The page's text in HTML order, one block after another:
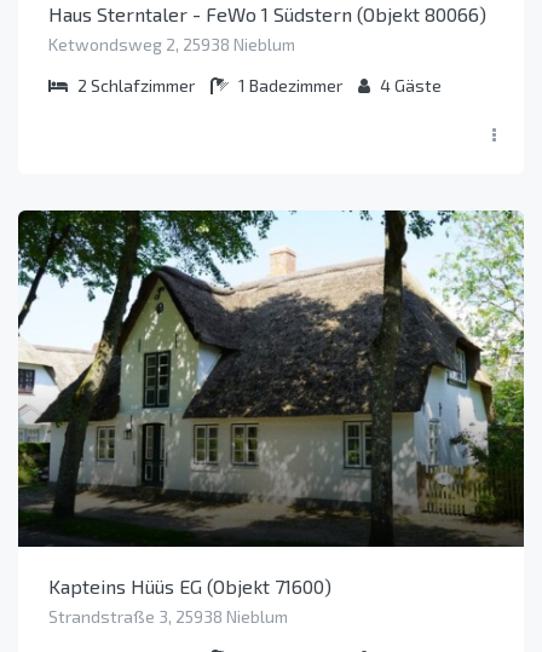
Haus Sterntaler - FeWo 1 Südstern (Objekt 80066)
Ketwondsweg 2, 25938 Nieblum
2 Schlafzimmer 1 Badezimmer 4Gäste
Kapteins Hüüs EG (Objekt 71600)
Strandstraße 3, 25938 Nieblum